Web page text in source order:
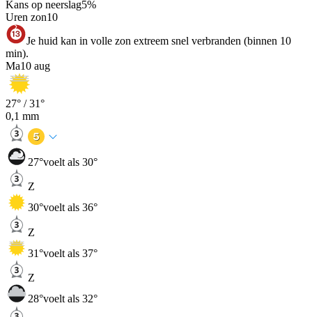
Kans op neerslag5%
Uren zon10
Je huid kan in volle zon extreem snel verbranden (binnen 10
min).
Ma10 aug
27° /31°
0,1 mm
27°voelt als 30°
Z
30°voelt als 36°
Z
31°voelt als 37°
Z
28°voelt als 32°